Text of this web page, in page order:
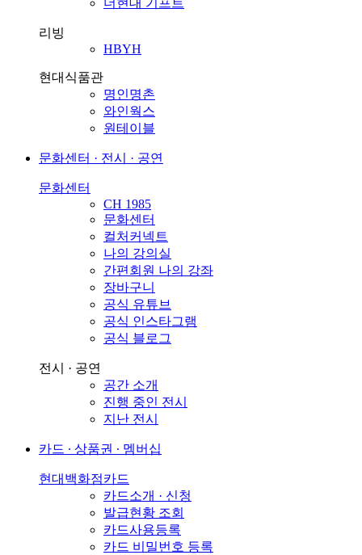
더현대 기프트
리빙
HBYH
현대식품관
명인명촌
와인웍스
원테이블
문화센터 · 전시 · 공연
문화센터
CH 1985
문화센터
컬처커넥트
나의 강의실
간편회원 나의 강좌
장바구니
공식 유튜브
공식 인스타그램
공식 블로그
전시 · 공연
공간 소개
진행 중인 전시
지난 전시
카드 ∙ 상품권 ∙ 멤버십
현대백화점카드
카드소개 · 신청
발급현황 조회
카드사용등록
카드 비밀번호 등록